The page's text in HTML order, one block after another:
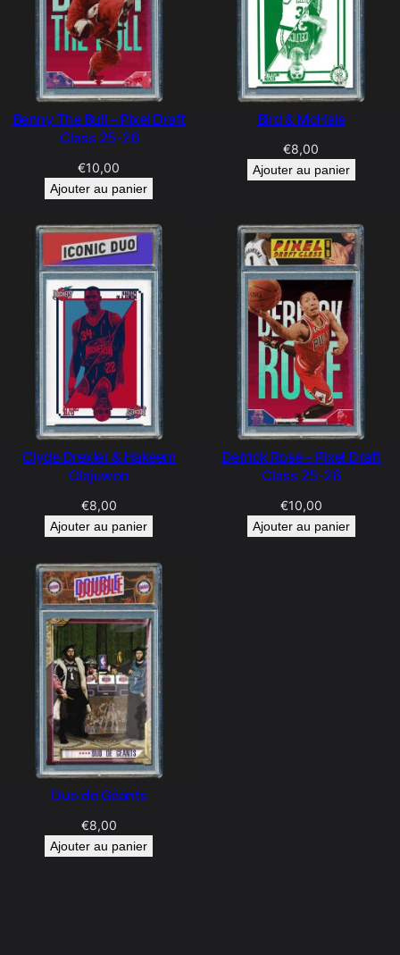
Benny The Bull – Pixel Draft
Class 25-26
€10,00
Ajouter au panier
Bird & McHale
€8,00
Ajouter au panier
Clyde Drexler & Hakeem
Olajuwon
€8,00
Ajouter au panier
Derrick Rose – Pixel Draft
Class 25-26
€10,00
Ajouter au panier
Duo de Géants
€8,00
Ajouter au panier